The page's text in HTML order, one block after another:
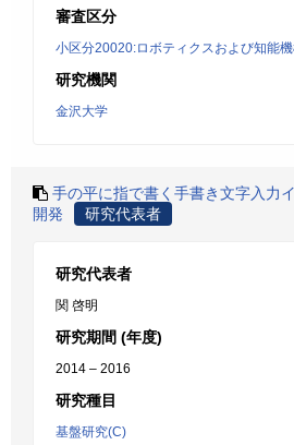
審査区分
小区分20020:ロボティクスおよび知能
研究機関
金沢大学
手の平に指で書く手書き文字入力
開発
研究代表者
研究代表者
関 啓明
研究期間 (年度)
2014 – 2016
研究種目
基盤研究(C)